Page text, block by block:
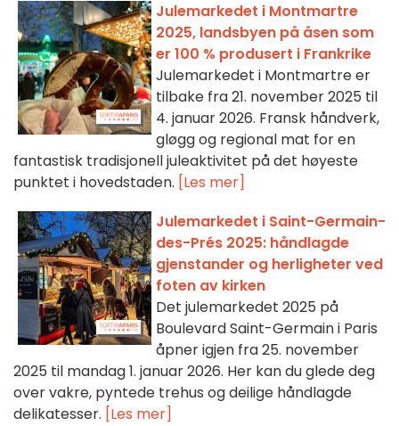
Julemarkedet i Montmartre
2025, landsbyen på åsen som
er 100 % produsert i Frankrike
Julemarkedet i Montmartre er
tilbake fra 21. november 2025 til
4. januar 2026. Fransk håndverk,
gløgg og regional mat for en
fantastisk tradisjonell juleaktivitet på det høyeste
punktet i hovedstaden. [Les mer]
Julemarkedet i Saint-Germain-
des-Prés 2025: håndlagde
gjenstander og herligheter ved
foten av kirken
Det julemarkedet 2025 på
Boulevard Saint-Germain i Paris
åpner igjen fra 25. november
2025 til mandag 1. januar 2026. Her kan du glede deg
over vakre, pyntede trehus og deilige håndlagde
delikatesser. [Les mer]